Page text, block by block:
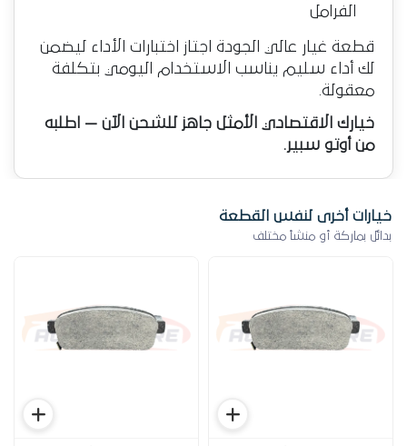
الفرامل
قطعة غيار عالي الجودة اجتاز اختبارات الأداء ليضمن
لك أداء سليم يناسب الاستخدام اليومي بتكلفة
معقولة.
خيارك الاقتصادي الأمثل جاهز للشحن الآن — اطلبه
من أوتو سبير.
خيارات أخرى لنفس القطعة
بدائل بماركة أو منشأ مختلف